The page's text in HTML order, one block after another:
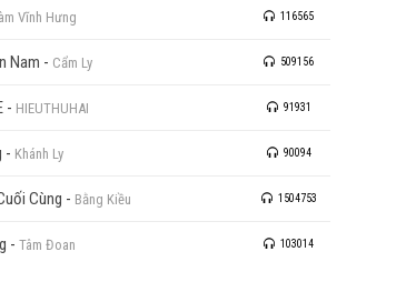
Vĩnh Hưng 116565
Nam - Cẩm Ly 509156
- HIEUTHUHAI 91931
- Khánh Ly 90094
Cùng - Bằng Kiều 1504753
- Tâm Đoan 103014